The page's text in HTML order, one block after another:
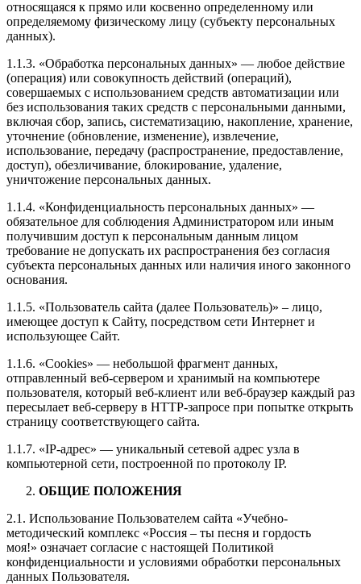
относящаяся к прямо или косвенно определенному или
определяемому физическому лицу (субъекту персональных
данных).
1.1.3. «Обработка персональных данных» — любое действие
(операция) или совокупность действий (операций),
совершаемых с использованием средств автоматизации или
без использования таких средств с персональными данными,
включая сбор, запись, систематизацию, накопление, хранение,
уточнение (обновление, изменение), извлечение,
использование, передачу (распространение, предоставление,
доступ), обезличивание, блокирование, удаление,
уничтожение персональных данных.
1.1.4. «Конфиденциальность персональных данных» —
обязательное для соблюдения Администратором или иным
получившим доступ к персональным данным лицом
требование не допускать их распространения без согласия
субъекта персональных данных или наличия иного законного
основания.
1.1.5. «Пользователь сайта (далее Пользователь)» – лицо,
имеющее доступ к Сайту, посредством сети Интернет и
использующее Сайт.
1.1.6. «Cookies» — небольшой фрагмент данных,
отправленный веб-сервером и хранимый на компьютере
пользователя, который веб-клиент или веб-браузер каждый раз
пересылает веб-серверу в HTTP-запросе при попытке открыть
страницу соответствующего сайта.
1.1.7. «IP-адрес» — уникальный сетевой адрес узла в
компьютерной сети, построенной по протоколу IP.
ОБЩИЕ ПОЛОЖЕНИЯ
2.1. Использование Пользователем сайта «Учебно-
методический комплекс «Россия – ты песня и гордость
моя!» означает согласие с настоящей Политикой
конфиденциальности и условиями обработки персональных
данных Пользователя.